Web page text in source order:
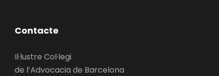
Contacte
Il·lustre Col·legi
de l’Advocacia de Barcelona